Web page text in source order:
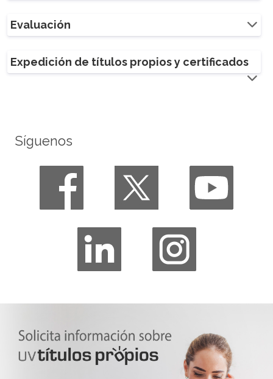
Evaluación
Expedición de títulos propios y certificados
Síguenos